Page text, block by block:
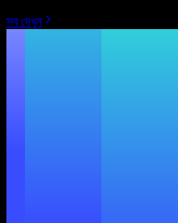
সব দেখুন